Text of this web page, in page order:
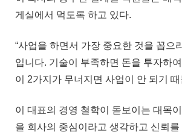
게실에서 먹도록 하고 있다.
“사업을 하면서 가장 중요한 것을 꼽으
입니다. 기술이 부족하면 돈을 투자하
이 2가지가 무너지면 사업이 안 되기 때
이 대표의 경영 철학이 돋보이는 대목
을 회사의 중심이라고 생각하고 신뢰를